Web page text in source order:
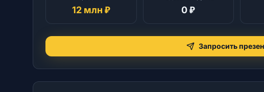
12 млн ₽ 0 ₽
Запросить